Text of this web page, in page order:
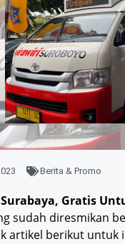
Berita & Promo
Gratis
sudah diresmikan
artikel berikut